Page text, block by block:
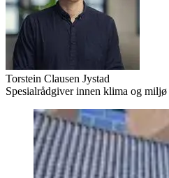
Torstein Clausen Jystad
Spesialrådgiver innen klima og